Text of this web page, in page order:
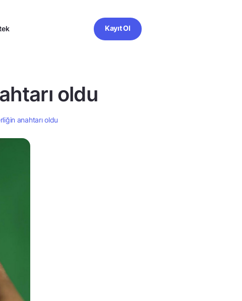
Kayıt Ol
oldu
anahtarı oldu